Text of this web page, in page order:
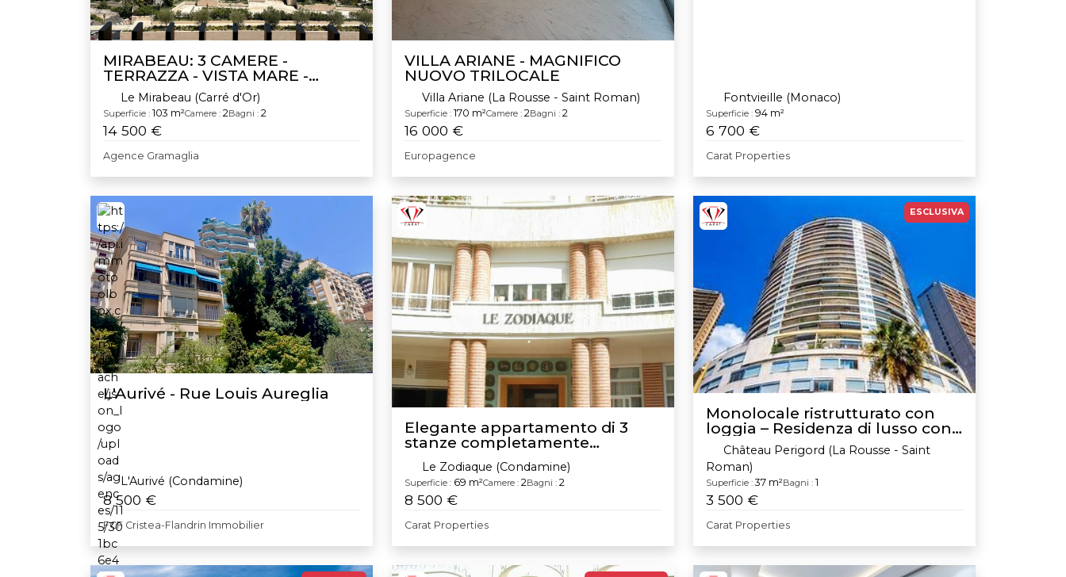
MIRABEAU: 3 CAMERE -
TERRAZZA - VISTA MARE -
PARCHEGGIO
Le Mirabeau (Carré d'Or)
Superficie : 103 m²Camere : 2Bagni : 2
14 500 €
Agence Gramaglia
VILLA ARIANE - MAGNIFICO
NUOVO TRILOCALE
Villa Ariane (La Rousse - Saint Roman)
Superficie : 170 m²Camere : 2Bagni : 2
16 000 €
Europagence
Fontvieille (Monaco)
Superficie : 94 m²
6 700 €
Carat Properties
L'Aurivé - Rue Louis Aureglia
L'Aurivé (Condamine)
8 500 €
FCF Cristea-Flandrin Immobilier
Elegante appartamento di 3
stanze completamente
ristrutturato – A due passi dalla
Place d'Armes
Le Zodiaque (Condamine)
Superficie : 69 m²Camere : 2Bagni : 2
8 500 €
Carat Properties
ESCLUSIVA
Monolocale ristrutturato con
loggia – Residenza di lusso con
piscina e servizio di concierge
24 ore su 24
Château Perigord (La Rousse - Saint
Roman)
Superficie : 37 m²Bagni : 1
3 500 €
Carat Properties